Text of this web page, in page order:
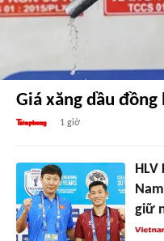
Giá xăng dầu
1 giờ
giữ